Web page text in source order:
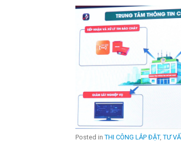
Posted in THI CÔNG LẮP ĐẶT, TƯ